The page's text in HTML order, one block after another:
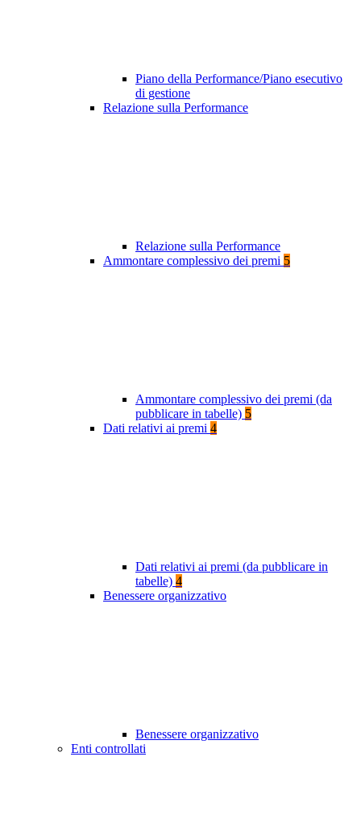
Piano della Performance/Piano esecutivo
di gestione
Relazione sulla Performance
Relazione sulla Performance
Ammontare complessivo dei premi 5
Ammontare complessivo dei premi (da
pubblicare in tabelle) 5
Dati relativi ai premi 4
Dati relativi ai premi (da pubblicare in
tabelle) 4
Benessere organizzativo
Benessere organizzativo
Enti controllati